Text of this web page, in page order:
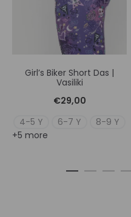
Girl’s Biker Short Das |
Vasiliki
€29,00
4-5 Y
6-7 Y
8-9 Y
+5 more